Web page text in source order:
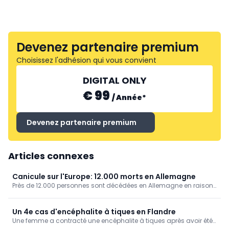
Devenez partenaire premium
Choisissez l'adhésion qui vous convient
DIGITAL ONLY
€ 99 /Année*
Devenez partenaire premium
Articles connexes
Canicule sur l'Europe: 12.000 morts en Allemagne
Près de 12.000 personnes sont décédées en Allemagne en raison
Un 4e cas d'encéphalite à tiques en Flandre
Une femme a contracté une encéphalite à tiques après avoir été